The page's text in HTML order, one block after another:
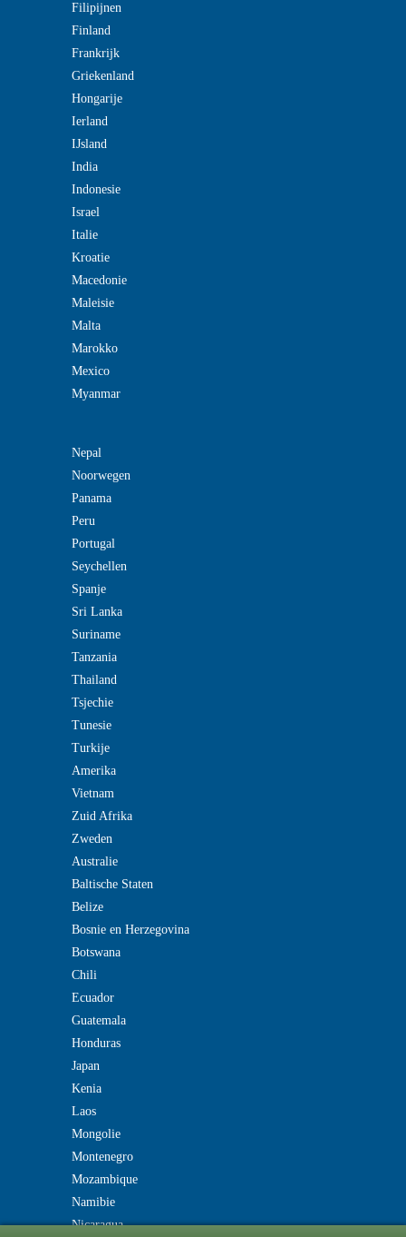
Filipijnen
Finland
Frankrijk
Griekenland
Hongarije
Ierland
IJsland
India
Indonesie
Israel
Italie
Kroatie
Macedonie
Maleisie
Malta
Marokko
Mexico
Myanmar
Nepal
Noorwegen
Panama
Peru
Portugal
Seychellen
Spanje
Sri Lanka
Suriname
Tanzania
Thailand
Tsjechie
Tunesie
Turkije
Amerika
Vietnam
Zuid Afrika
Zweden
Australie
Baltische Staten
Belize
Bosnie en Herzegovina
Botswana
Chili
Ecuador
Guatemala
Honduras
Japan
Kenia
Laos
Mongolie
Montenegro
Mozambique
Namibie
Nicaragua